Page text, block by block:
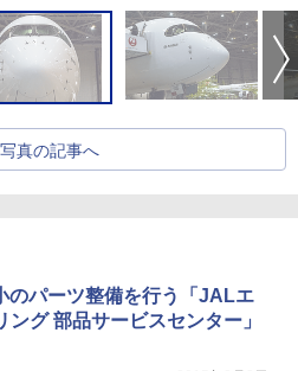
真の記事へ
のパーツ整備を行う「JALエ
ング 部品サービスセンター」